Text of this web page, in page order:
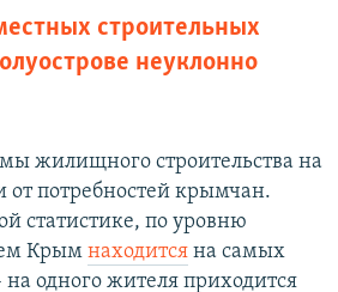
строительных
неуклонно
жилищного строительства на
от потребностей крымчан.
статистике, по уровню
Крым находится на самых
одного жителя приходится